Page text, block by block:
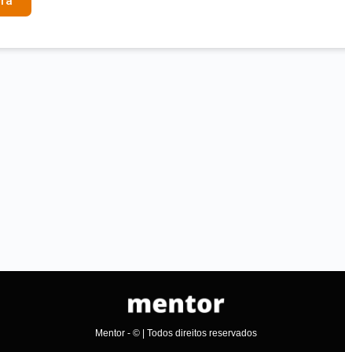
Mentor - © | Todos direitos reservados